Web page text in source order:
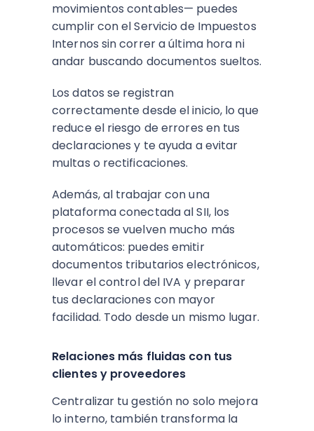
movimientos contables— puedes
cumplir con el Servicio de Impuestos
Internos sin correr a última hora ni
andar buscando documentos sueltos.
Los datos se registran
correctamente desde el inicio, lo que
reduce el riesgo de errores en tus
declaraciones y te ayuda a evitar
multas o rectificaciones.
Además, al trabajar con una
plataforma conectada al SII, los
procesos se vuelven mucho más
automáticos: puedes emitir
documentos tributarios electrónicos,
llevar el control del IVA y preparar
tus declaraciones con mayor
facilidad. Todo desde un mismo lugar.
Relaciones más fluidas con tus
clientes y proveedores
Centralizar tu gestión no solo mejora
lo interno, también transforma la